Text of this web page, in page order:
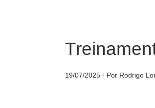
19/07/2025 ◦ Por Rodrigo